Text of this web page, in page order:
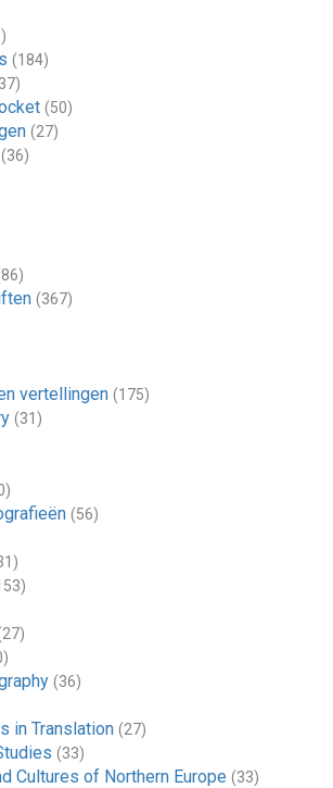
(184)
(50)
(27)
(36)
(367)
vertellingen (175)
(31)
(56)
(36)
in Translation (27)
(33)
Cultures of Northern Europe (33)